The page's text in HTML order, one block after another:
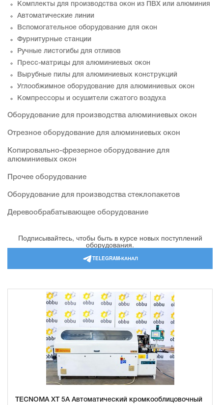
Комплекты для производства окон из ПВХ или алюминия
Автоматические линии
Вспомогательное оборудование для окон
Фурнитурные станции
Ручные листогибы для отливов
Пресс-матрицы для алюминиевых окон
Вырубные пилы для алюминиевых конструкций
Углообжимное оборудование для алюминиевых окон
Компрессоры и осушители сжатого воздуха
Оборудование для производства алюминиевых окон
Отрезное оборудование для алюминиевых окон
Копировально-фрезерное оборудование для
алюминиевых окон
Прочее оборудование
Оборудование для производства стеклопакетов
Деревообрабатывающее оборудование
Подписывайтесь, чтобы быть в курсе новых поступлений
оборудования.
TELEGRAM-КАНАЛ
TECNOMA XT 5А Автоматический кромкооблицовочный